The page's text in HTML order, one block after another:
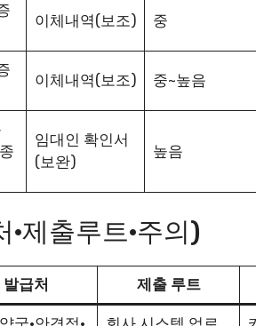
이체내역(보조) 중
이체내역(보조) 중~높음
임대인 확인서
(보완)
높음
제출루트·주의)
발급처 제출 루트